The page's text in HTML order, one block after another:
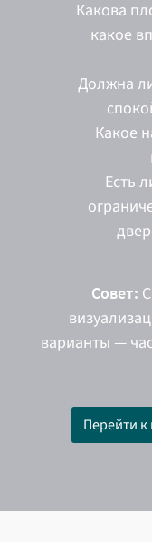
Какова
какое
Должна
Какое
Есть
Совет:
варианты —
Перейти